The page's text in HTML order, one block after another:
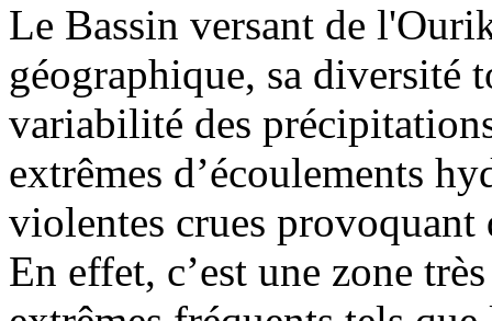
Le Bassin versant de
géographique, sa diversité
variabilité des
extrêmes d’écoulements
violentes crues provoquant
En effet, c’est une zone